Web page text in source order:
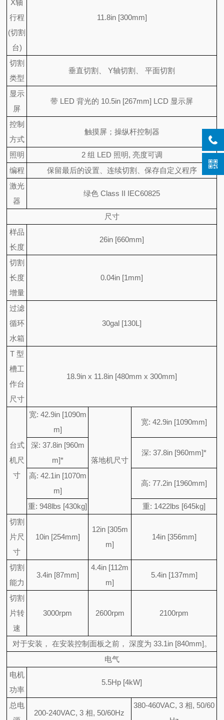
X轴
行程
(切割
台)
11.8in [300mm]
切割
类型
垂直切割、 Y轴切割、 平面切割
显示
屏
带 LED 背光的 10.5in [267mm] LCD 显示屏
控制
方式
触摸屏；操纵杆控制器
照明
2 组 LED 照明, 亮度可调
编程
保留最后的设置、连续切割、保存自定义程序
激光
器
绿色 Class II IEC60825
尺寸
样品
长度
26in [660mm]
切割
长度
增量
0.04in [1mm]
过滤
循环
水箱
30gal [130L]
T 型
槽工
作台
尺寸
18.9in x 11.8in [480mm x 300mm]
台式
机尺
寸
宽: 42.9in [1090m
m]
落地机尺寸
宽: 42.9in [1090mm]
深: 37.8in [960m
m]*
深: 37.8in [960mm]*
高: 42.1in [1070m
m]
高: 77.2in [1960mm]
重: 948lbs [430kg]
重: 1422lbs [645kg]
切割
片尺
寸
10in [254mm]
12in [305m
m]
14in [356mm]
切割
能力
3.4in [87mm]
4.4in [112m
m]
5.4in [137mm]
切割
片转
速
3000rpm 2600rpm 2100rpm
对于安装， 在安装控制面板之前， 深度为 33.1in [840mm]。
电气
电机
功率
5.5Hp [4kW]
总电
200-240VAC, 3 相, 50/60Hz
380-460VAC, 3 相, 50/60